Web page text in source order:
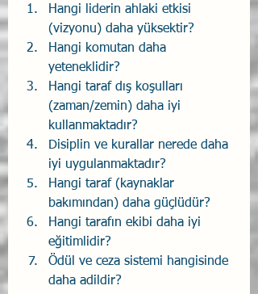
Hangi liderin ahlaki etkisi
(vizyonu) daha yüksektir?
Hangi komutan daha
yeteneklidir?
Hangi taraf dış koşulları
(zaman/zemin) daha iyi
kullanmaktadır?
Disiplin ve kurallar nerede daha
iyi uygulanmaktadır?
Hangi taraf (kaynaklar
bakımından) daha güçlüdür?
Hangi tarafın ekibi daha iyi
eğitimlidir?
Ödül ve ceza sistemi hangisinde
daha adildir?